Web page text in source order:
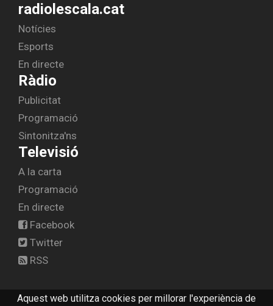
Aquest web utilitza cookies per millorar l'experiència de
radiolescala.cat
Notícies
Esports
En directe
Ràdio
Publicitat
Programació
Sintonitza'ns
Televisió
A la carta
Programació
En directe
Facebook
Twitter
RSS
© 2026 radiolescala.cat -Avís legal-Contactar